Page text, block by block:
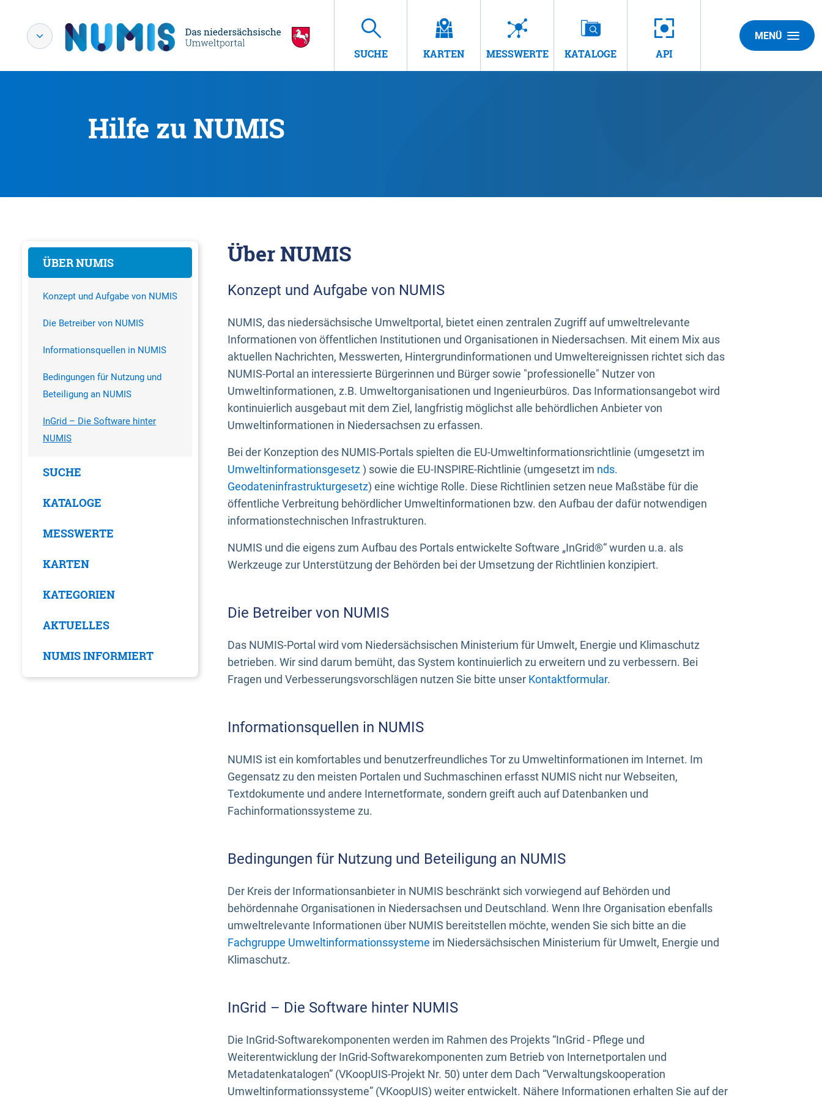
SUCHE KARTEN MESSWERTE KATALOGE API
MENÜ
Hilfe zu NUMIS
ÜBER NUMIS
Konzept und Aufgabe von NUMIS
Die Betreiber von NUMIS
Informationsquellen in NUMIS
Bedingungen für Nutzung und
Beteiligung an NUMIS
InGrid – Die Software hinter
NUMIS
SUCHE
KATALOGE
MESSWERTE
KARTEN
KATEGORIEN
AKTUELLES
NUMIS INFORMIERT
Über NUMIS
Konzept und Aufgabe von NUMIS
NUMIS, das niedersächsische Umweltportal, bietet einen zentralen Zugriff auf umweltrelevante
Informationen von öffentlichen Institutionen und Organisationen in Niedersachsen. Mit einem Mix aus
aktuellen Nachrichten, Messwerten, Hintergrundinformationen und Umweltereignissen richtet sich das
NUMIS-Portal an interessierte Bürgerinnen und Bürger sowie "professionelle" Nutzer von
Umweltinformationen, z.B. Umweltorganisationen und Ingenieurbüros. Das Informationsangebot wird
kontinuierlich ausgebaut mit dem Ziel, langfristig möglichst alle behördlichen Anbieter von
Umweltinformationen in Niedersachsen zu erfassen.
Bei der Konzeption des NUMIS-Portals spielten die EU-Umweltinformationsrichtlinie (umgesetzt im
Umweltinformationsgesetz) sowie die EU-INSPIRE-Richtlinie (umgesetzt im nds.
Geodateninfrastrukturgesetz) eine wichtige Rolle. Diese Richtlinien setzen neue Maßstäbe für die
öffentliche Verbreitung behördlicher Umweltinformationen bzw. den Aufbau der dafür notwendigen
informationstechnischen Infrastrukturen.
NUMIS und die eigens zum Aufbau des Portals entwickelte Software „InGrid®“ wurden u.a. als
Werkzeuge zur Unterstützung der Behörden bei der Umsetzung der Richtlinien konzipiert.
Die Betreiber von NUMIS
Das NUMIS-Portal wird vom Niedersächsischen Ministerium für Umwelt, Energie und Klimaschutz
betrieben. Wir sind darum bemüht, das System kontinuierlich zu erweitern und zu verbessern. Bei
Fragen und Verbesserungsvorschlägen nutzen Sie bitte unser Kontaktformular.
Informationsquellen in NUMIS
NUMIS ist ein komfortables und benutzerfreundliches Tor zu Umweltinformationen im Internet. Im
Gegensatz zu den meisten Portalen und Suchmaschinen erfasst NUMIS nicht nur Webseiten,
Textdokumente und andere Internetformate, sondern greift auch auf Datenbanken und
Fachinformationssysteme zu.
Bedingungen für Nutzung und Beteiligung an NUMIS
Der Kreis der Informationsanbieter in NUMIS beschränkt sich vorwiegend auf Behörden und
behördennahe Organisationen in Niedersachsen und Deutschland. Wenn Ihre Organisation ebenfalls
umweltrelevante Informationen über NUMIS bereitstellen möchte, wenden Sie sich bitte an die
Fachgruppe Umweltinformationssysteme im Niedersächsischen Ministerium für Umwelt, Energie und
Klimaschutz.
InGrid – Die Software hinter NUMIS
Die InGrid-Softwarekomponenten werden im Rahmen des Projekts “InGrid - Pflege und
Weiterentwicklung der InGrid-Softwarekomponenten zum Betrieb von Internetportalen und
Metadatenkatalogen” (VKoopUIS-Projekt Nr. 50) unter dem Dach “Verwaltungskooperation
Umweltinformationssysteme” (VKoopUIS) weiter entwickelt. Nähere Informationen erhalten Sie auf der